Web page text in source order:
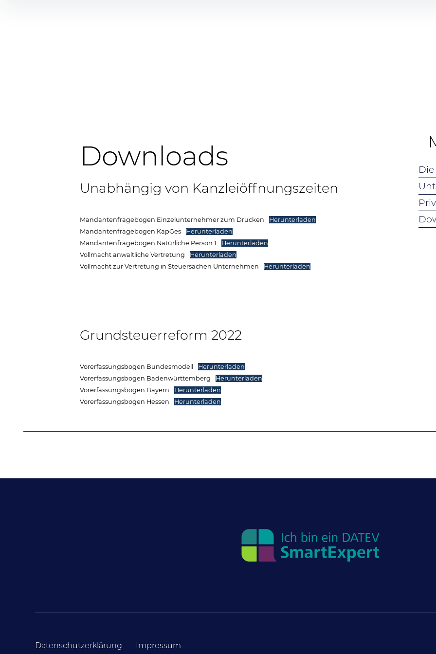
Downloads
Unabhängig von Kanzleiöffnungszeiten
Mandantenfragebogen Einzelunternehmer zum Drucken
Herunterladen
Mandantenfragebogen KapGes
Herunterladen
Mandantenfragebogen Natürliche Person 1
Herunterladen
Vollmacht anwaltliche Vertretung
Herunterladen
Vollmacht zur Vertretung in Steuersachen Unternehmen
Herunterladen
Grundsteuerreform 2022
Vorerfassungsbogen Bundesmodell
Herunterladen
Vorerfassungsbogen Badenwürttemberg
Herunterladen
Vorerfassungsbogen Bayern
Herunterladen
Vorerfassungsbogen Hessen
Herunterladen
Datenschutzerklärung Impressum